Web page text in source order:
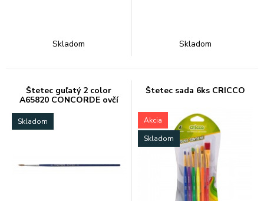
Skladom Skladom
Štetec guľatý 2 color
A65820 CONCORDE ovčí
Skladom
Štetec sada 6ks CRICCO
Akcia
Skladom